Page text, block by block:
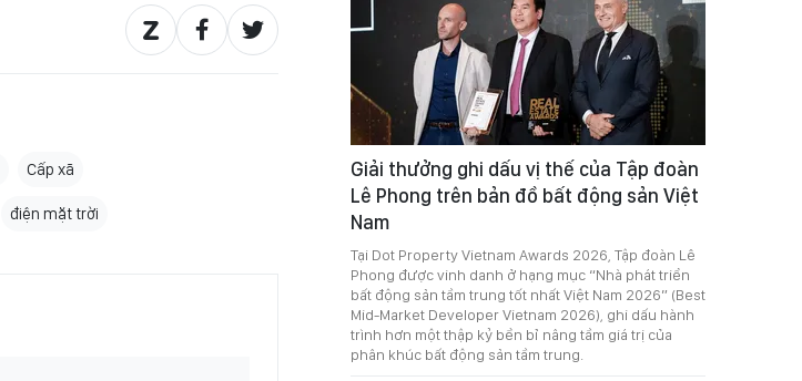
Cấp xã
điện mặt trời
Giải thưởng ghi dấu vị thế của Tập đoàn
Lê Phong trên bản đồ bất động sản Việt
Nam
Tại Dot Property Vietnam Awards 2026, Tập đoàn Lê
Phong được vinh danh ở hạng mục “Nhà phát triển
bất động sản tầm trung tốt nhất Việt Nam 2026” (Best
Mid-Market Developer Vietnam 2026), ghi dấu hành
trình hơn một thập kỷ bền bỉ nâng tầm giá trị của
phân khúc bất động sản tầm trung.